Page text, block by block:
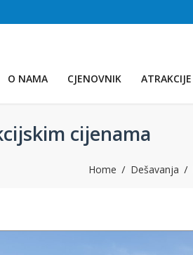
O NAMA CJENOVNIK ATRAKCIJE
cijenama
Home Dešavanja